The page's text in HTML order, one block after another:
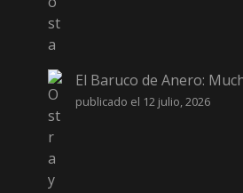
El Baruco de Anero:
publicado el 12 julio, 2026